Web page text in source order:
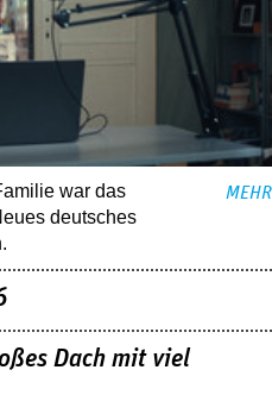
war das
deutsches
MEHR
Dach mit viel